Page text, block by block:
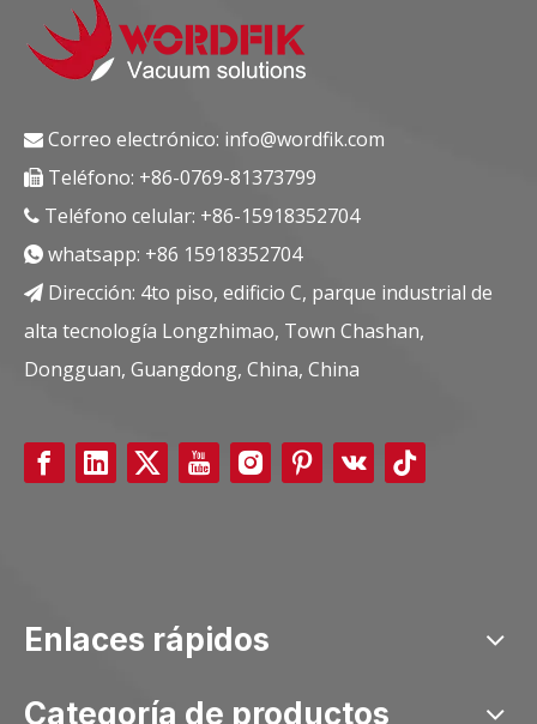
 Correo electrónico: info@wordfik.com
 Teléfono: +86-0769-81373799
 Teléfono celular: +86-15918352704
 whatsapp: +86 15918352704
 Dirección: 4to piso, edificio C, parque industrial de
alta tecnología Longzhimao, Town Chashan,
Dongguan, Guangdong, China, China
Enlaces rápidos
Categoría de productos